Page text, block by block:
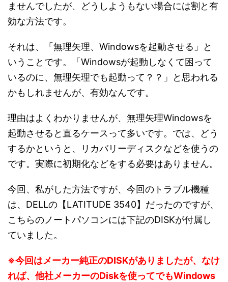
ませんでしたが、どうしようもない場合には割と有
効な方法です。
それは、「無理矢理、Windowsを起動させる」と
いうことです。「Windowsが起動しなくて困って
いるのに、無理矢理でも起動って？？」と思われる
かもしれませんが、有効なんです。
理由はよくわかりませんが、無理矢理Windowsを
起動させると直るケースって多いです。では、どう
するかというと、リカバリーディスクなどを使うの
です。実際に初期化などをする必要はありません。
今回、私がした方法ですが、今回のトラブル機種
は、DELLの【LATITUDE 3540】だったのですが、
こちらのノートパソコンには下記のDISKが付属し
ていました。
※今回はメーカー純正のDISKがありましたが、なけ
れば、他社メーカーのDiskを使ってでもWindows